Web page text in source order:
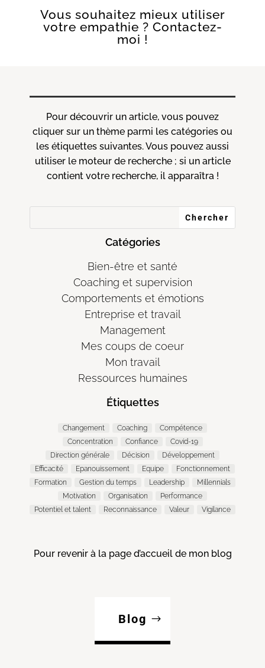
Vous souhaitez mieux utiliser
votre empathie ? Contactez-
moi !
Pour découvrir un article, vous pouvez
cliquer sur un thème parmi les catégories ou
les étiquettes suivantes. Vous pouvez aussi
utiliser le moteur de recherche ; si un article
contient votre recherche, il apparaîtra !
Catégories
Bien-être et santé
Coaching et supervision
Comportements et émotions
Entreprise et travail
Management
Mes coups de coeur
Mon travail
Ressources humaines
Étiquettes
Changement Coaching
Compétence
Concentration
Confiance
Covid-19
Direction générale
Décision
Développement
Efficacité
Epanouissement Equipe
Fonctionnement
Formation
Gestion du temps Leadership
Millennials
Motivation
Organisation
Performance
Potentiel et talent
Reconnaissance Valeur Vigilance
Pour revenir à la page d’accueil de mon blog
Blog